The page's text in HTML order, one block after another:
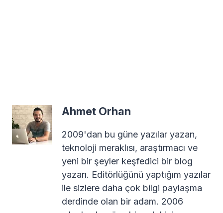
Ahmet Orhan
2009'dan bu güne yazılar yazan,
teknoloji meraklısı, araştırmacı ve
yeni bir şeyler keşfedici bir blog
yazarı. Editörlüğünü yaptığım yazılar
ile sizlere daha çok bilgi paylaşma
derdinde olan bir adam. 2006